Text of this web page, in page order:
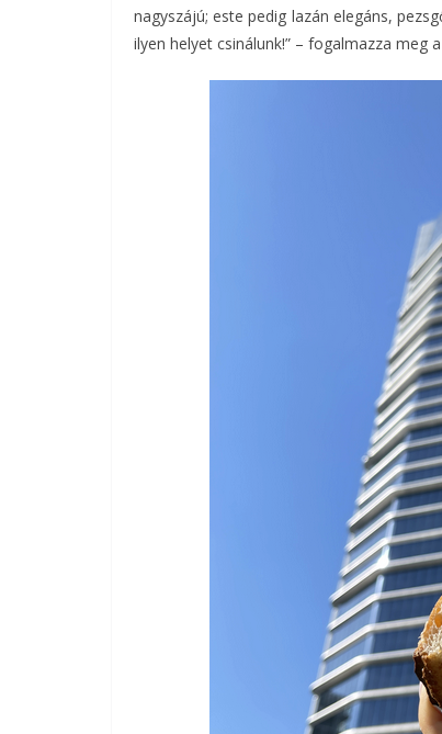
nagyszájú; este pedig lazán elegáns,
ilyen helyet csinálunk!” – fogalmazza meg